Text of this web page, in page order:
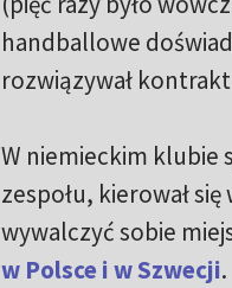
handballowe
rozwiązywał
W niemieckim klubie
zespołu, kierował
wywalczyć sobie
w Polsce i w Szwecji.